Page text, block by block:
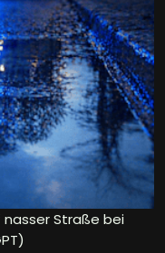
nasser Straße bei